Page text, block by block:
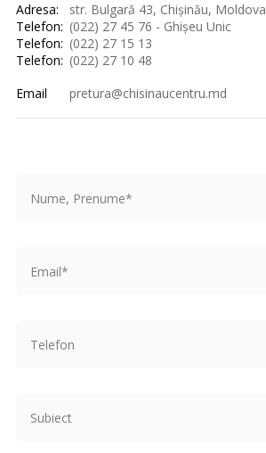
Adresa:
str. Bulgară 43, Chișinău, Moldova
Telefon: (022) 27 45 76 - Ghișeu Unic
Telefon: (022) 27 15 13
Telefon: (022) 27 10 48
Email
pretura@chisinaucentru.md